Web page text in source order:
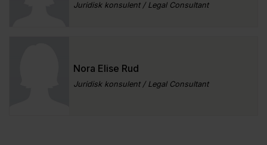
Juridisk konsulent / Legal Consultant
Nora Elise Rud
Juridisk konsulent / Legal Consultant